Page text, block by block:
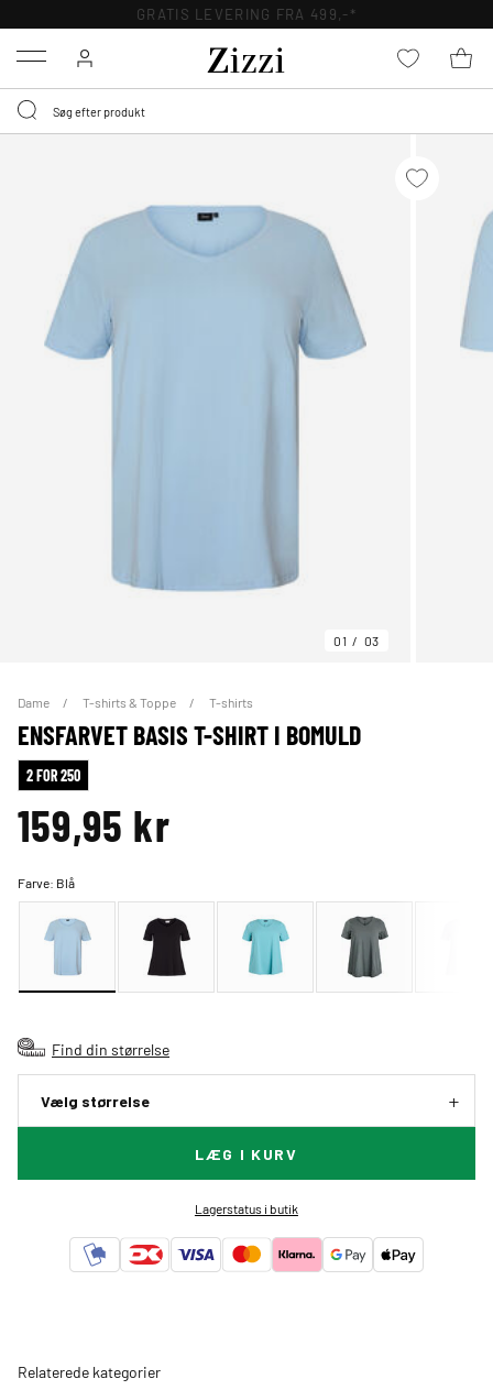
GRATIS LEVERING FRA 499,-*
Menu
01 03
Dame T-shirts & Toppe T-shirts
ENSFARVET BASIS T-SHIRT I BOMULD
2 FOR 250
159,95 kr
Farve: Blå
Find din størrelse
Vælg størrelse
LÆG I KURV
Lagerstatus i butik
Relaterede kategorier